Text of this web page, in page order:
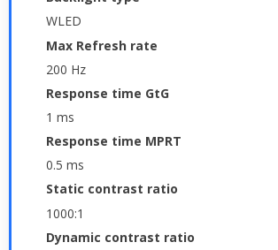
WLED
Max Refresh rate
200 Hz
Response time GtG
1 ms
Response time MPRT
0.5 ms
Static contrast ratio
1000:1
Dynamic contrast ratio